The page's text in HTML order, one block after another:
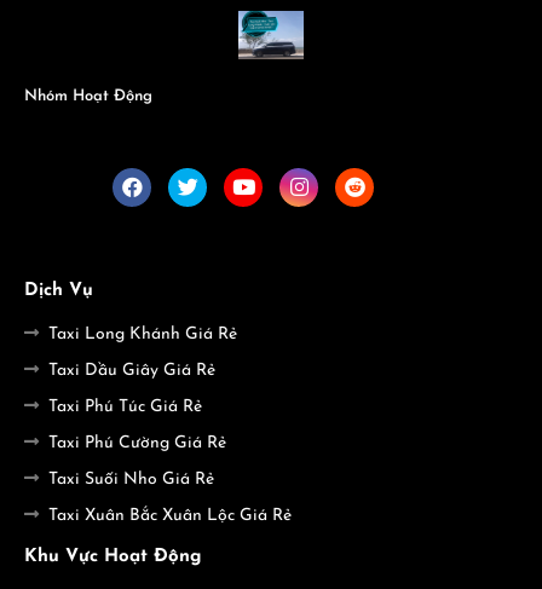
Nhóm Hoạt Động
Dịch Vụ
Taxi Long Khánh Giá Rẻ
Taxi Dầu Giây Giá Rẻ
Taxi Phú Túc Giá Rẻ
Taxi Phú Cường Giá Rẻ
Taxi Suối Nho Giá Rẻ
Taxi Xuân Bắc Xuân Lộc Giá Rẻ
Khu Vực Hoạt Động